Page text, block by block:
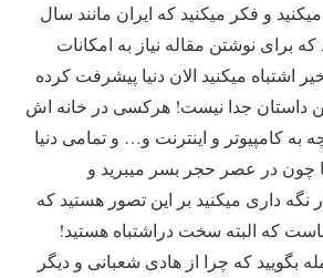
و فکر میکنید که ایران مانند سال
که برای نوشتن مقاله نیاز به امکانات
اشتباه میکنید الان دنیا پیشرفت کرده
داستان جدا نیست! هرکسی در خانه اش
کامپیوتر و اینترنت و… و تمامی دنیا
چون در عصر حجر بسر میبرید و
نگه داری میکنید بر این تصور هستید که
که البته سخت دراشتباه هستید!
بگویید که چرا از هادی شعبانی و دیگر